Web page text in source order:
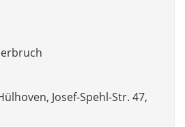
Josef-Spehl-Str. 47,